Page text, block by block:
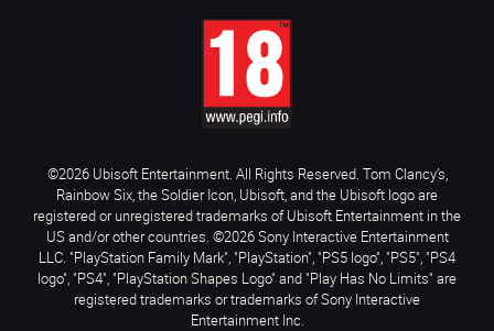
©2026 Ubisoft Entertainment. All Rights Reserved. Tom Clancy’s,
Rainbow Six, the Soldier Icon, Ubisoft, and the Ubisoft logo are
registered or unregistered trademarks of Ubisoft Entertainment in the
US and/or other countries. ©2026 Sony Interactive Entertainment
LLC. "PlayStation Family Mark", "PlayStation", "PS5 logo", "PS5", "PS4
logo", "PS4", "PlayStation Shapes Logo" and "Play Has No Limits" are
registered trademarks or trademarks of Sony Interactive
Entertainment Inc.